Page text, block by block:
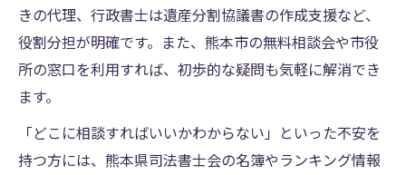
きの代理、行政書士は遺産分割協議書の作成支援など、
役割分担が明確です。また、熊本市の無料相談会や市役
所の窓口を利用すれば、初歩的な疑問も気軽に解消でき
ます。
「どこに相談すればいいかわからない」といった不安を
持つ方には、熊本県司法書士会の名簿やランキング情報